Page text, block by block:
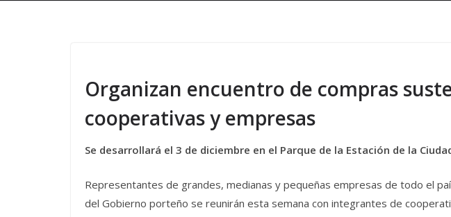
Organizan encuentro de compras
cooperativas y empresas
Se desarrollará el 3 de diciembre en el Parque de la Estación de la
Representantes de grandes, medianas y pequeñas empresas de todo el
del Gobierno porteño se reunirán esta semana con integrantes de